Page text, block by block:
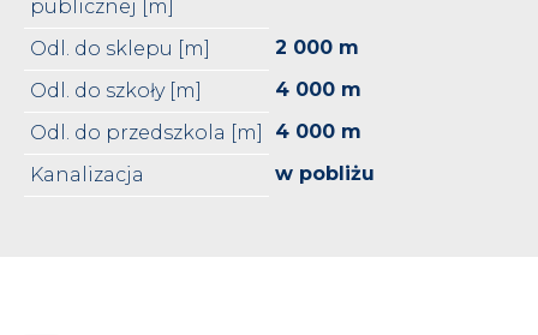
publicznej [m]
Odl. do sklepu [m]
2 000 m
Odl. do szkoły [m]
4 000 m
Odl. do przedszkola [m]
4 000 m
Kanalizacja
w pobliżu